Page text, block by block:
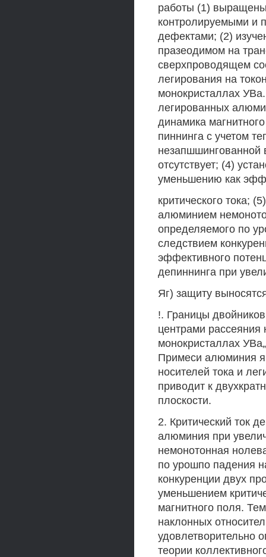
работы (1)
контролируемыми и
дефектами; (2)
празеодимом на
сверхпроводящем
легирования на
монокристаллах
легированных
динамика
пиннинга с учетом
незапшшингованной
отсутствует; (4)
уменьшению как
критического тока;
алюминием
определяемого по
следствием
эффективного
депиннинга при
Яг) защиту
!. Границы
центрами рассеяния
монокристаллах
Примеси алюминия
носителей тока и
приводит к
плоскости.
2. Критический ток
алюминия при
немонотонная
по урошпо падения
конкуренции двух
уменьшением
магнитного поля.
наклонных
удовлетворительно
теории